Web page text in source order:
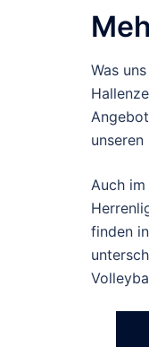
Was
Auch
finden